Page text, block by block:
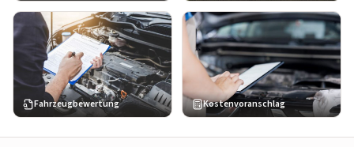
Fahrzeugbewertung Kostenvoranschlag